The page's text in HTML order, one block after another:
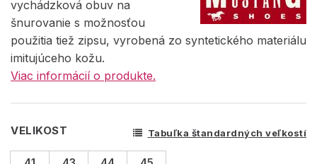
vychádzková obuv na
šnurovanie s možnosťou
použitia tiež zipsu, vyrobená zo syntetického materiálu
imitujúceho kožu.
Viac informácií o produkte.
VELIKOST Tabuľka štandardných veľkostí